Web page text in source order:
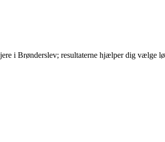
i Brønderslev; resultaterne hjælper dig vælge